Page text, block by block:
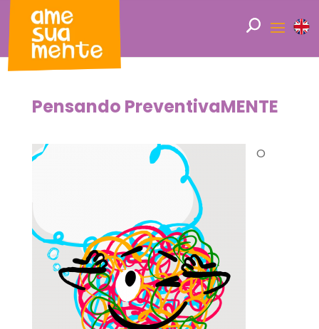
Pensando PreventivaMENTE
O